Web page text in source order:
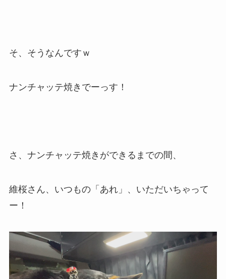
そ、そうなんですｗ
ナンチャッテ焼きでーっす！
さ、ナンチャッテ焼きができるまでの間、
維桜さん、いつもの「あれ」、いただいちゃって
ー！